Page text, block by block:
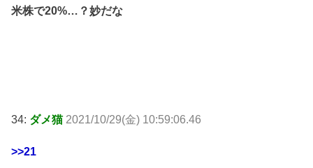
米株で20%…？妙だな
34: ダメ猫 2021/10/29(金) 10:59:06.46
>>21